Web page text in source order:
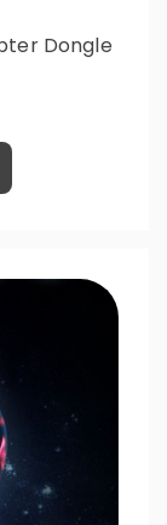
Dongle